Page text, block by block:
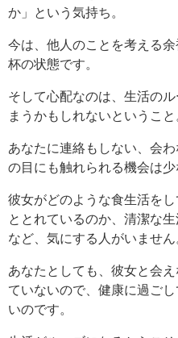
か」という気持ち。
今は、他人のことを考える
杯の状態です。
そして心配なのは、生活の
まうかもしれないということ
あなたに連絡もしない、会
の目にも触れられる機会は少
彼女がどのような食生活を
ととれているのか、清潔な
など、気にする人がいません
あなたとしても、彼女と会
ていないので、健康に過ご
いのです。